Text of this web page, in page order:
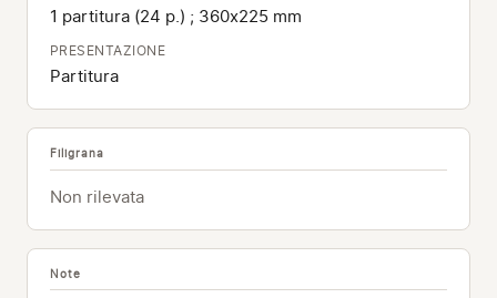
1 partitura (24 p.) ; 360x225 mm
PRESENTAZIONE
Partitura
Filigrana
Non rilevata
Note